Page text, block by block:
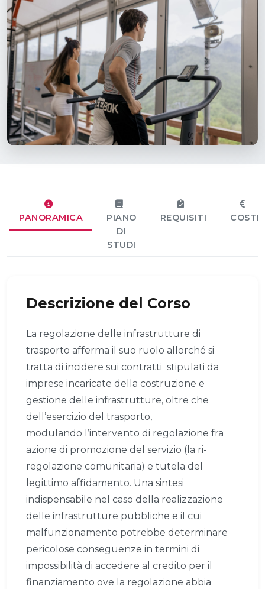
PANORAMICA
PIANO
DI
STUDI
REQUISITI COSTI
Descrizione del Corso
La regolazione delle infrastrutture di
trasporto afferma il suo ruolo allorché si
tratta di incidere sui contratti stipulati da
imprese incaricate della costruzione e
gestione delle infrastrutture, oltre che
dell’esercizio del trasporto,
modulando l’intervento di regolazione fra
azione di promozione del servizio (la ri-
regolazione comunitaria) e tutela del
legittimo affidamento. Una sintesi
indispensabile nel caso della realizzazione
delle infrastrutture pubbliche e il cui
malfunzionamento potrebbe determinare
pericolose conseguenze in termini di
impossibilità di accedere al credito per il
finanziamento ove la regolazione abbia